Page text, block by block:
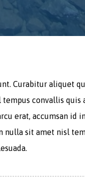
Curabitur aliquet
convallis quis
erat, accumsan id
sit amet nisl